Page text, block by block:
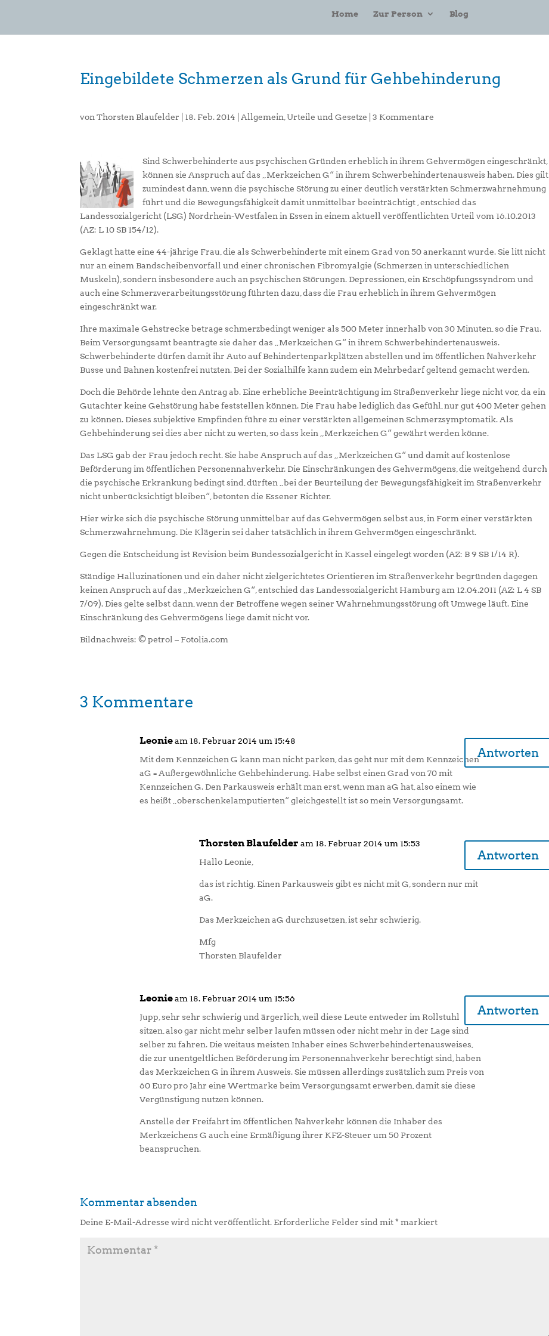
Home Zur Person Blog
Eingebildete Schmerzen als Grund für Gehbehinderung
vonThorsten Blaufelder |18. Feb. 2014 Allgemein ,Urteile und Gesetze |3 Kommentare
Sind Schwerbehinderte aus psychischen Gründen erheblich in ihrem Gehvermögen eingeschränkt,
können sie Anspruch auf das „Merkzeichen G“ in ihrem Schwerbehindertenausweis haben. Dies gilt
zumindest dann, wenn die psychische Störung zu einer deutlich verstärkten Schmerzwahrnehmung
führt und die Bewegungsfähigkeit damit unmittelbar beeinträchtigt , entschied das
Landessozialgericht (LSG) Nordrhein-Westfalen in Essen in einem aktuell veröffentlichten Urteil vom 16.10.2013
(AZ: L 10 SB 154/12).
Geklagt hatte eine 44-jährige Frau, die als Schwerbehinderte mit einem Grad von 50 anerkannt wurde. Sie litt nicht
nur an einem Bandscheibenvorfall und einer chronischen Fibromyalgie (Schmerzen in unterschiedlichen
Muskeln), sondern insbesondere auch an psychischen Störungen. Depressionen, ein Erschöpfungssyndrom und
auch eine Schmerzverarbeitungsstörung führten dazu, dass die Frau erheblich in ihrem Gehvermögen
eingeschränkt war.
Ihre maximale Gehstrecke betrage schmerzbedingt weniger als 500 Meter innerhalb von 30 Minuten, so die Frau.
Beim Versorgungsamt beantragte sie daher das „Merkzeichen G“ in ihrem Schwerbehindertenausweis.
Schwerbehinderte dürfen damit ihr Auto auf Behindertenparkplätzen abstellen und im öffentlichen Nahverkehr
Busse und Bahnen kostenfrei nutzten. Bei der Sozialhilfe kann zudem ein Mehrbedarf geltend gemacht werden.
Doch die Behörde lehnte den Antrag ab. Eine erhebliche Beeinträchtigung im Straßenverkehr liege nicht vor, da ein
Gutachter keine Gehstörung habe feststellen können. Die Frau habe lediglich das Gefühl, nur gut 400 Meter gehen
zu können. Dieses subjektive Empfinden führe zu einer verstärkten allgemeinen Schmerzsymptomatik. Als
Gehbehinderung sei dies aber nicht zu werten, so dass kein „Merkzeichen G“ gewährt werden könne.
Das LSG gab der Frau jedoch recht. Sie habe Anspruch auf das „Merkzeichen G“ und damit auf kostenlose
Beförderung im öffentlichen Personennahverkehr. Die Einschränkungen des Gehvermögens, die weitgehend durch
die psychische Erkrankung bedingt sind, dürften „bei der Beurteilung der Bewegungsfähigkeit im Straßenverkehr
nicht unberücksichtigt bleiben“, betonten die Essener Richter.
Hier wirke sich die psychische Störung unmittelbar auf das Gehvermögen selbst aus, in Form einer verstärkten
Schmerzwahrnehmung. Die Klägerin sei daher tatsächlich in ihrem Gehvermögen eingeschränkt.
Gegen die Entscheidung ist Revision beim Bundessozialgericht in Kassel eingelegt worden (AZ: B 9 SB 1/14 R).
Ständige Halluzinationen und ein daher nicht zielgerichtetes Orientieren im Straßenverkehr begründen dagegen
keinen Anspruch auf das „Merkzeichen G“, entschied das Landessozialgericht Hamburg am 12.04.2011 (AZ: L 4 SB
7/09). Dies gelte selbst dann, wenn der Betroffene wegen seiner Wahrnehmungsstörung oft Umwege läuft. Eine
Einschränkung des Gehvermögens liege damit nicht vor.
Bildnachweis: © petrol – Fotolia.com
3 Kommentare
Leonie am 18. Februar 2014 um 15:48
Mit dem Kennzeichen G kann man nicht parken, das geht nur mit dem Kennzeichen
aG = Außergewöhnliche Gehbehinderung. Habe selbst einen Grad von 70 mit
Kennzeichen G. Den Parkausweis erhält man erst, wenn man aG hat, also einem wie
es heißt „oberschenkelamputierten“ gleichgestellt ist so mein Versorgungsamt.
Antworten
Thorsten Blaufelder am 18. Februar 2014 um 15:53
Hallo Leonie,
das ist richtig. Einen Parkausweis gibt es nicht mit G, sondern nur mit
aG.
Das Merkzeichen aG durchzusetzen, ist sehr schwierig.
Mfg
Thorsten Blaufelder
Antworten
Leonie am 18. Februar 2014 um 15:56
Jupp, sehr sehr schwierig und ärgerlich, weil diese Leute entweder im Rollstuhl
sitzen, also gar nicht mehr selber laufen müssen oder nicht mehr in der Lage sind
selber zu fahren. Die weitaus meisten Inhaber eines Schwerbehindertenausweises,
die zur unentgeltlichen Beförderung im Personennahverkehr berechtigt sind, haben
das Merkzeichen G in ihrem Ausweis. Sie müssen allerdings zusätzlich zum Preis von
60 Euro pro Jahr eine Wertmarke beim Versorgungsamt erwerben, damit sie diese
Vergünstigung nutzen können.
Anstelle der Freifahrt im öffentlichen Nahverkehr können die Inhaber des
Merkzeichens G auch eine Ermäßigung ihrer KFZ-Steuer um 50 Prozent
beanspruchen.
Antworten
Kommentar absenden
Deine E-Mail-Adresse wird nicht veröffentlicht. Erforderliche Felder sind mit* markiert